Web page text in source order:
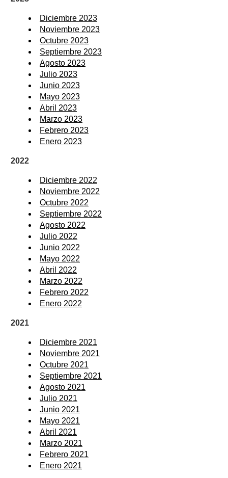
Diciembre 2023
Noviembre 2023
Octubre 2023
Septiembre 2023
Agosto 2023
Julio 2023
Junio 2023
Mayo 2023
Abril 2023
Marzo 2023
Febrero 2023
Enero 2023
2022
Diciembre 2022
Noviembre 2022
Octubre 2022
Septiembre 2022
Agosto 2022
Julio 2022
Junio 2022
Mayo 2022
Abril 2022
Marzo 2022
Febrero 2022
Enero 2022
2021
Diciembre 2021
Noviembre 2021
Octubre 2021
Septiembre 2021
Agosto 2021
Julio 2021
Junio 2021
Mayo 2021
Abril 2021
Marzo 2021
Febrero 2021
Enero 2021